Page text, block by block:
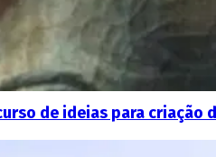
de ideias para criação